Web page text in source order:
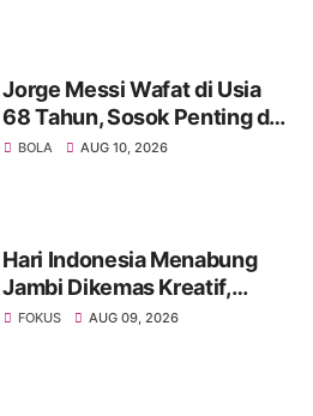
Jorge Messi Wafat di Usia
68 Tahun, Sosok Penting di
Balik Perjalanan Karier
BOLA AUG 10, 2026
Hari Indonesia Menabung
Jambi Dikemas Kreatif,
Spontaneus Band Raih Juara
FOKUS AUG 09, 2026